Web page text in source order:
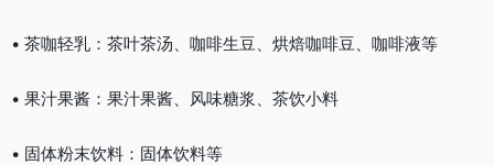
• 茶咖轻乳：茶叶茶汤、咖啡生豆、烘焙咖啡豆、咖啡液等
• 果汁果酱：果汁果酱、风味糖浆、茶饮小料
• 固体粉末饮料：固体饮料等